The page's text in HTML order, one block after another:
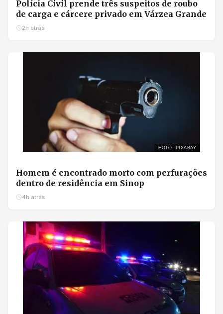
Polícia Civil prende três suspeitos de roubo
de carga e cárcere privado em Várzea Grande
2h atrás
FOTO: PIXABAY
Homem é encontrado morto com perfurações
dentro de residência em Sinop
4h atrás